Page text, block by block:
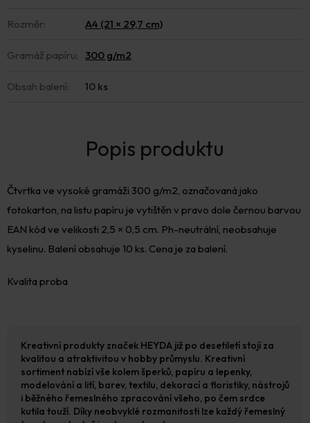
Čtvrtka ve vysoké gramáži 300 g/m2, označovaná jako
fotokarton, na listu papíru je vytištěn v pravo dole černou barvou
EAN kód ve velikosti 2,5 × 0,5 cm. Ph-neutrální, neobsahuje
kyselinu. Balení obsahuje 10 ks. Cena je za balení.
Kvalita proba
Rozměr: A4 (21 × 29,7 cm)
Gramáž papíru: 300 g/m2
Obsah balení: 10 ks
Kreativní produkty značek HEYDA již po desetiletí stojí za
kvalitou a atraktivitou v hobby průmyslu. Kreativní
sortiment nabízí vše kolem šperků, papíru a lepenky,
modelování a lití, barev, textilu, dekorací a floristiky, nástrojů
i běžného řemeslného zpracování všeho, po čem srdce
kutila touží. Díky neobvyklé rozmanitosti lze každý řemeslný